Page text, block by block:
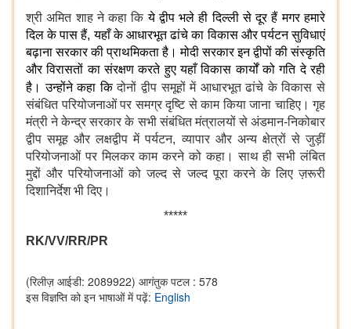
श्री अमित शाह ने कहा किये द्वीप भले ही दिल्ली से दूर हैं मगर हमारे
दिल के पास हैं, यहाँ के आधारभूत ढांचे का विकास और पर्यटन सुविधाएं
बढ़ाना सरकार की प्राथमिकता है। मोदी सरकार इन द्वीपों की संस्कृति
और विरासतों का संरक्षण करते हुए यहाँ विकास कार्यों को गति दे रही
है। उन्होंने कहा किदोनों द्वीप समूहों में आधारभूत ढांचे के विकास से
संबंधित परियोजनाओं पर समग्र दृष्टि से काम किया जाना चाहिए। गृह
मंत्री ने केन्द्र सरकार के सभी संबंधित मंत्रालयों से अंडमान-निकोबार
द्वीप समूह और लक्षद्वीप में पर्यटन, व्यापार और अन्य क्षेत्रों से जुड़ीं
परियोजनाओं पर मिलकर काम करने को कहा। साथ ही सभी लंबित
मुद्दों और परियोजनाओं को जल्द से जल्द पूरा करने के लिए ज़रूरी
दिशानिर्देश भी दिए।
*****
RK/VV/RR/PR
(रिलीज़ आईडी: 2089922) आगंतुक पटल : 578
इस विज्ञप्ति को इन भाषाओं में पढ़ें: English